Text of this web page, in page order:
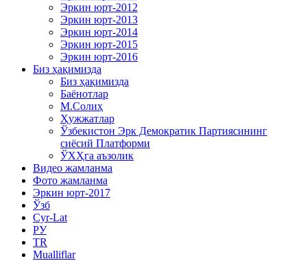
Эркин юрт-2012
Эркин юрт-2013
Эркин юрт-2014
Эркин юрт-2015
Эркин юрт-2016
Биз ҳақимизда
Биз ҳақимизда
Баёнотлар
М.Солиҳ
Ҳужжатлар
Ўзбекистон Эрк Демократик Партиясининг
сиёсий Платформи
ЎХҲга аъзолик
Видео жамланма
Фото жамланма
Эркин юрт-2017
Ўзб
Cyr-Lat
РУ
TR
Mualliflar